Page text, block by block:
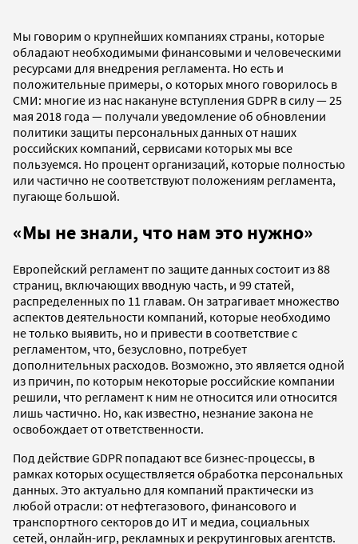
Мы говорим о крупнейших компаниях страны, которые
обладают необходимыми финансовыми и человеческими
ресурсами для внедрения регламента. Но есть и
положительные примеры, о которых много говорилось в
СМИ: многие из нас накануне вступления GDPR в силу — 25
мая 2018 года — получали уведомление об обновлении
политики защиты персональных данных от наших
российских компаний, сервисами которых мы все
пользуемся. Но процент организаций, которые полностью
или частично не соответствуют положениям регламента,
пугающе большой.
«Мы не знали, что нам это нужно»
Европейский регламент по защите данных состоит из 88
страниц, включающих вводную часть, и 99 статей,
распределенных по 11 главам. Он затрагивает множество
аспектов деятельности компаний, которые необходимо
не только выявить, но и привести в соответствие с
регламентом, что, безусловно, потребует
дополнительных расходов. Возможно, это является одной
из причин, по которым некоторые российские компании
решили, что регламент к ним не относится или относится
лишь частично. Но, как известно, незнание закона не
освобождает от ответственности.
Под действие GDPR попадают все бизнес-процессы, в
рамках которых осуществляется обработка персональных
данных. Это актуально для компаний практически из
любой отрасли: от нефтегазового, финансового и
транспортного секторов до ИТ и медиа, социальных
сетей, онлайн-игр, рекламных и рекрутинговых агентств.